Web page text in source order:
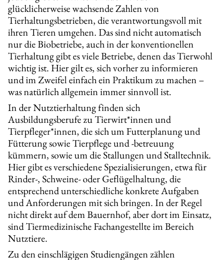
glücklicherweise wachsende Zahlen von
Tierhaltungsbetrieben, die verantwortungsvoll mit
ihren Tieren umgehen. Das sind nicht automatisch
nur die Biobetriebe, auch in der konventionellen
Tierhaltung gibt es viele Betriebe, denen das Tierwohl
wichtig ist. Hier gilt es, sich vorher zu informieren
und im Zweifel einfach ein Praktikum zu machen –
was natürlich allgemein immer sinnvoll ist.
In der Nutztierhaltung finden sich
Ausbildungsberufe zu Tierwirt*innen und
Tierpfleger*innen, die sich um Futterplanung und
Fütterung sowie Tierpflege und -betreuung
kümmern, sowie um die Stallungen und Stalltechnik.
Hier gibt es verschiedene Spezialisierungen, etwa für
Rinder-, Schweine- oder Geflügelhaltung, die
entsprechend unterschiedliche konkrete Aufgaben
und Anforderungen mit sich bringen. In der Regel
nicht direkt auf dem Bauernhof, aber dort im Einsatz,
sind Tiermedizinische Fachangestellte im Bereich
Nutztiere.
Zu den einschlägigen Studiengängen zählen